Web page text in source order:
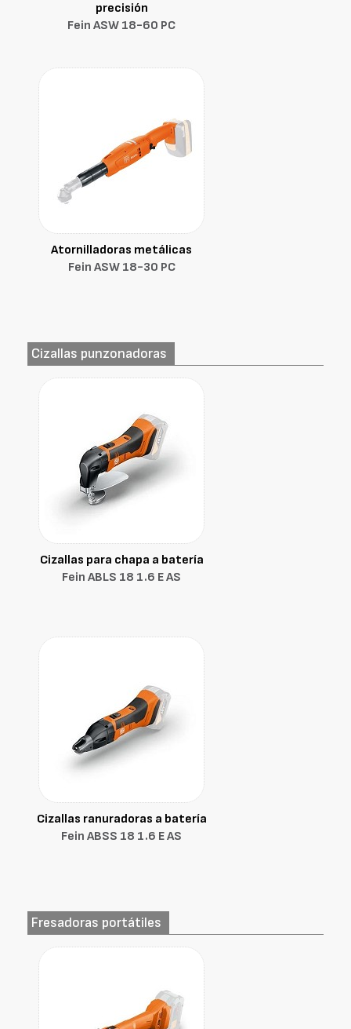
precisión
Fein ASW 18-60 PC
Atornilladoras metálicas
Fein ASW 18-30 PC
Cizallas punzonadoras
Cizallas para chapa a batería
Fein ABLS 18 1.6 E AS
Cizallas ranuradoras a batería
Fein ABSS 18 1.6 E AS
Fresadoras portátiles